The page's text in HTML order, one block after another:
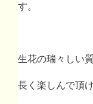
す。
生花の瑞々しい
長く楽しんで頂